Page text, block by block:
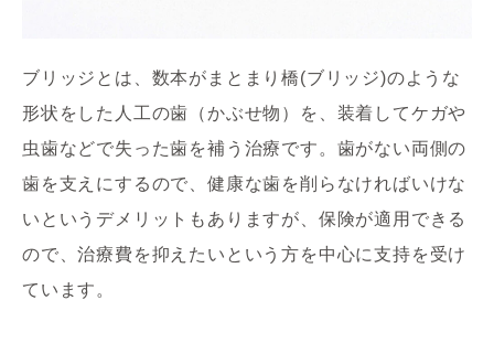
ブリッジとは、数本がまとまり橋(ブリッジ)のような
形状をした人工の歯（かぶせ物）を、装着してケガや
虫歯などで失った歯を補う治療です。歯がない両側の
歯を支えにするので、健康な歯を削らなければいけな
いというデメリットもありますが、保険が適用できる
ので、治療費を抑えたいという方を中心に支持を受け
ています。